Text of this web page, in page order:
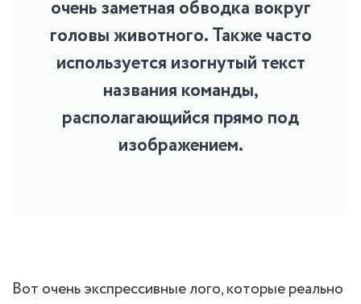
очень заметная обводка вокруг
головы животного. Также часто
используется изогнутый текст
названия команды,
располагающийся прямо под
изображением.
Вот очень экспрессивные лого, которые реально